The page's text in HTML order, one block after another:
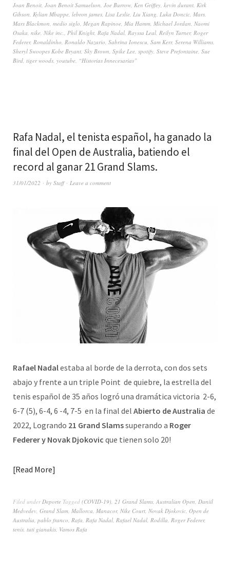
Joan Benoit Joan Benoit Samuelson Joe Burrow Ken Griffey kevin durant Kirk
Gibson Kylian Mbappe lebron james Lisa Leslie Liu Xiang Luka Doncic Mars
Mars Blackmon medio siglo Megan Rapinoe Mia Hamm Michael Jordan Naomi
Osaka nike Nike inc. Phil Knight Rafa Nadal Rayssa Leal Reilyn Turner, Roger
Federer, Ronaldinho Ronaldo Nazario Sabrina Ionescu Sam Kerr, Serena Williams
Sheryl Swoopes Kobe Bryant Sky Brown Spike Lee spotify Steve Prefontaine Sue
Bird tiger woods youtube “Historias Innecesarias”
Rafa Nadal, el tenista español, ha ganado la
final del Open de Australia, batiendo el
record al ganar 21 Grand Slams.
31/01/2022 by Staff Leave a comment
Rafael Nadalestaba al borde de la derrota, con dos sets
abajo y frente a un triple Point de quiebre, la estrella del
tenis español de 35 años logró una dramática victoria 2-6,
6-7 (5), 6-4, 6 -4, 7-5 en la final del Abierto de Australia de
2022, Logrando 21 Grand Slamssuperando a Roger
Federer y Novak Djokovic que tienen solo 20!
Read More
Filed underDeporte Tagged (COVID-19), 21 Grand Slams, Australian Open, Daniil
Medvedev, Grand Slam, Mallorca, Manacor, Nike Court, Novak Djokovic, Open de
Australia, pablo franco, Rafa, Rafa Nadal, Rafael Nadal, Rodilla, Roger Federer,
tenis, tuti gianakis, Vamos Rafa